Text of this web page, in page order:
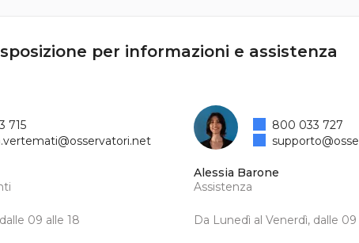
per informazioni e assistenza
09 alle 18
715
Alessia Barone
Assistenza
Da Lunedì al Venerdì, dalle 09
800 033 727